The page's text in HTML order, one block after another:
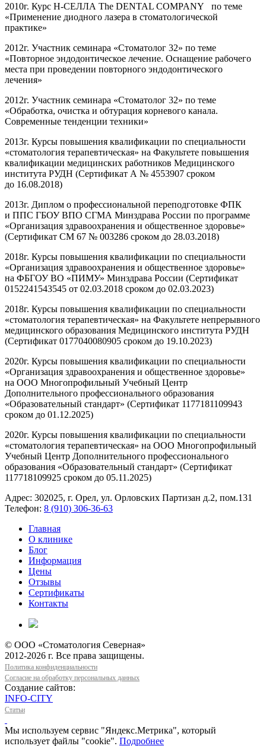
2010г. Курс Н-СЕЛЛА The DENTAL COMPANY по теме
«Применение диодного лазера в стоматологической
практике»
2012г. Участник семинара «Стоматолог 32» по теме
«Повторное эндодонтическое лечение. Оснащение рабочего
места при проведении повторного эндодонтического
лечения»
2012г. Участник семинара «Стоматолог 32» по теме
«Обработка, очистка и обтурация корневого канала.
Современные тенденции техники»
2013г. Курсы повышения квалификации по специальности
«стоматология терапевтическая» на Факультете повышения
квалификации медицинских работников Медицинского
института РУДН (Сертификат А № 4553907 сроком
до 16.08.2018)
2013г. Диплом о профессиональной переподготовке ФПК
и ППС ГБОУ ВПО СГМА Минздрава России по программе
«Организация здравоохранения и общественное здоровье»
(Сертификат СМ 67 № 003286 сроком до 28.03.2018)
2018г. Курсы повышения квалификации по специальности
«Организация здравоохранения и общественное здоровье»
на ФБГОУ ВО «ПИМУ» Минздрава России (Сертификат
0152241543545 от 02.03.2018 сроком до 02.03.2023)
2018г. Курсы повышения квалификации по специальности
«стоматология терапевтическая» на Факультете непрерывного
медицинского образования Медицинского института РУДН
(Сертификат 0177040080905 сроком до 19.10.2023)
2020г. Курсы повышения квалификации по специальности
«Организация здравоохранения и общественное здоровье»
на ООО Многопрофильный Учебный Центр
Дополнительного профессионального образования
«Образовательный стандарт» (Сертификат 1177181109943
сроком до 01.12.2025)
2020г. Курсы повышения квалификации по специальности
«стоматология терапевтическая» на ООО Многопрофильный
Учебный Центр Дополнительного профессионального
образования «Образовательный стандарт» (Сертификат
117718109925 сроком до 05.11.2025)
Адрес: 302025, г. Орел, ул. Орловских Партизан д.2, пом.131
Телефон: 8 (910) 306-36-63
Главная
О клинике
Блог
Информация
Цены
Отзывы
Сертификаты
Контакты
© ООО «Стоматология Северная»
2012-2026 г. Все права защищены.
Политика конфиденциальности
Согласие на обработку персональных данных
Создание сайтов:
INFO-CITY
Статьи
Мы используем сервис "Яндекс.Метрика", который
использует файлы "cookie". Подробнее